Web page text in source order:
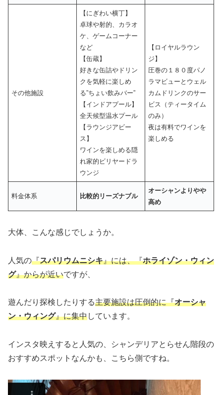
その他施設
【にぎわい横丁】
卓球や射的、カラオ
ケ、ゲームコーナー
など
【缶蔵】
好きな缶詰やドリン
クを気軽に楽しめ
る”ちょい飲みバー”
【インドアプール】
全天候型温水プール
【ラウンジアビー
ス】
ワインを楽しめる隠
れ家的ビリヤードラ
ウンジ
【ロイヤルラウン
ジ】
圧巻の１８０度パノ
ラマビューとウェル
カムドリンクのサー
ビス（ティータイム
のみ）
夜は有料でワインを
楽しめる
料金体系 比較的リーズナブル
オーシャンよりやや
高め
大体、こんな感じでしょうか。
人気の『スパリウムニシキ』には、『ホライゾン・ウィン
グ』からが近いですが、
遊んだり探検したりする主要施設は圧倒的に『オーシャ
ン・ウィング』に集中しています。
インスタ映えすると人気の、シャンデリアとらせん階段の
おすすめスポットなんかも、こちら側ですね。